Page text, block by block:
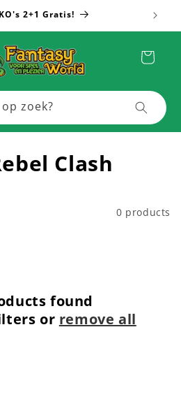
2+1 Gratis!
Cart
zoek?
Clash
0 products
found
or remove all